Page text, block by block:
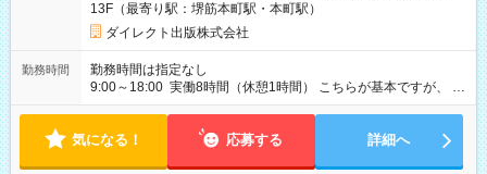
13F（最寄り駅：堺筋本町駅・本町駅）
ダイレクト出版株式会社
勤務時間
勤務時間は指定なし
9:00～18:00 実働8時間（休憩1時間） こちらが基本ですが、 ・
お子様の送迎があるからもう少し短時間なら ・家族の看病があ
ください。 できる限りご希望に沿った勤務時間でお願いしたい
気になる！ 応募する 詳細へ